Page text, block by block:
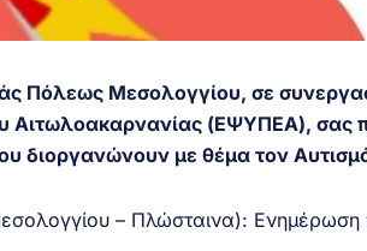
Πόλεως Μεσολογγίου, σε
Αιτωλοακαρνανίας (ΕΨΥΠΕΑ), σας
διοργανώνουν με θέμα τον
– Πλώσταινα): Ενημέρωση